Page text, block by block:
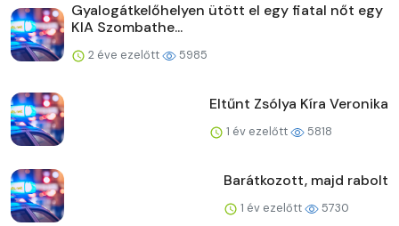
Gyalogátkelőhelyen ütött el egy fiatal nőt egy
KIA Szombathe...
2 éve ezelőtt 5985
Eltűnt Zsólya Kíra Veronika
1 év ezelőtt 5818
Barátkozott, majd rabolt
1 év ezelőtt 5730